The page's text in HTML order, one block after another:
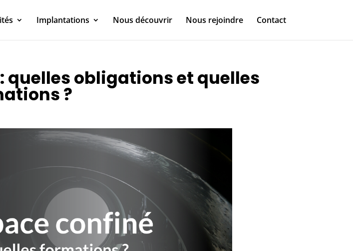
Implantations Nous découvrir Nous rejoindre Contact
quelles obligations et quelles
?